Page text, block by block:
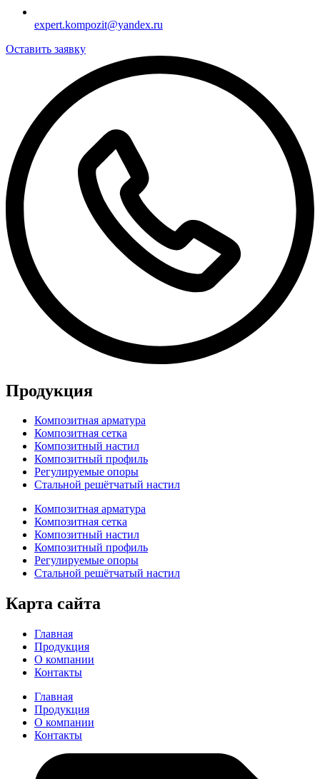
expert.kompozit@yandex.ru
Оставить заявку
Продукция
Композитная арматура
Композитная сетка
Композитный настил
Композитный профиль
Регулируемые опоры
Стальной решётчатый настил
Композитная арматура
Композитная сетка
Композитный настил
Композитный профиль
Регулируемые опоры
Стальной решётчатый настил
Карта сайта
Главная
Продукция
О компании
Контакты
Главная
Продукция
О компании
Контакты